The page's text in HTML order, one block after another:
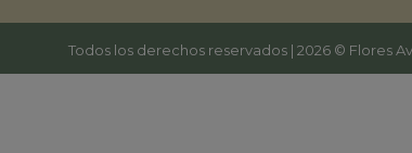
Todos los derechos reservados | 2026 © Flores